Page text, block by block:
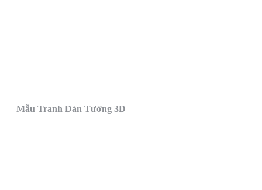
Mẫu Tranh Dán Tường 3D